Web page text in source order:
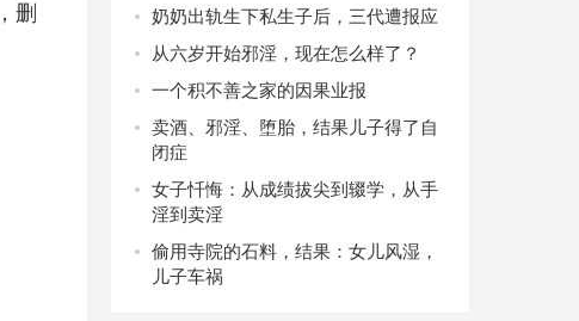
删
奶奶出轨生下私生子后，三代遭报应
从六岁开始邪淫，现在怎么样了？
一个积不善之家的因果业报
卖酒、邪淫、堕胎，结果儿子得了自
闭症
女子忏悔：从成绩拔尖到辍学，从手
淫到卖淫
偷用寺院的石料，结果：女儿风湿，
儿子车祸